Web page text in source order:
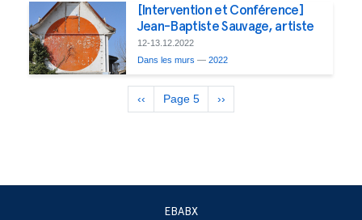
[Intervention et Conférence]
Jean-Baptiste Sauvage, artiste
12-13.12.2022
Dans les murs — 2022
Pagination
Previous
page
‹‹ Page 5
Next
page
››
EBABX